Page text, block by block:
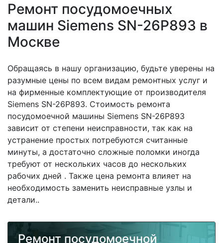
Ремонт посудомоечных
машин Siemens SN-26P893 в
Москве
Обращаясь в нашу организацию, будьте уверены на
разумные цены по всем видам ремонтных услуг и
на фирменные комплектующие от производителя
Siemens SN-26P893. Стоимость ремонта
посудомоечной машины Siemens SN-26P893
зависит от степени неисправности, так как на
устранение простых потребуются считанные
минуты, а достаточно сложные поломки иногда
требуют от нескольких часов до нескольких
рабочих дней . Также цена ремонта влияет на
необходимость заменить неисправные узлы и
детали..
Ремонт посудомоечной